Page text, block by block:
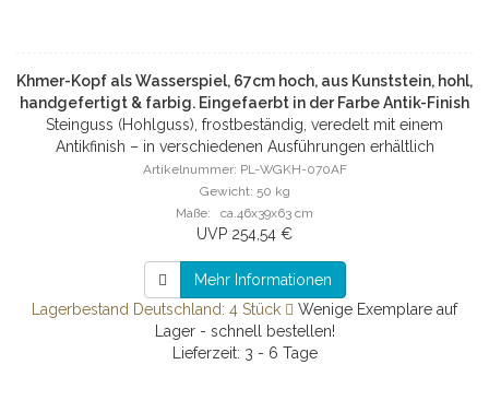
Khmer-Kopf als Wasserspiel, 67cm hoch, aus Kunststein, hohl,
handgefertigt & farbig. Eingefaerbt in der Farbe Antik-Finish
Steinguss (Hohlguss), frostbeständig, veredelt mit einem
Antikfinish – in verschiedenen Ausführungen erhältlich
Artikelnummer: PL-WGKH-070AF
Gewicht: 50 kg
Maße: ca.46x39x63 cm
UVP 254,54 €
Mehr Informationen
Lagerbestand Deutschland: 4 Stück
Wenige Exemplare auf
Lager - schnell bestellen!
Lieferzeit: 3 - 6 Tage